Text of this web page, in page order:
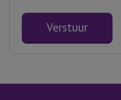
Verstuur